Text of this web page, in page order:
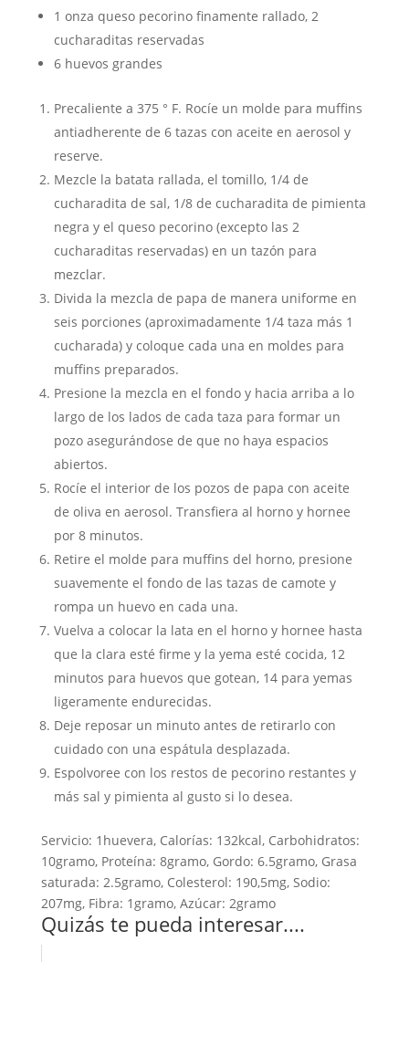
1 onza queso pecorino finamente rallado, 2
cucharaditas reservadas
6 huevos grandes
Precaliente a 375 ° F. Rocíe un molde para muffins
antiadherente de 6 tazas con aceite en aerosol y
reserve.
Mezcle la batata rallada, el tomillo, 1/4 de
cucharadita de sal, 1/8 de cucharadita de pimienta
negra y el queso pecorino (excepto las 2
cucharaditas reservadas) en un tazón para
mezclar.
Divida la mezcla de papa de manera uniforme en
seis porciones (aproximadamente 1/4 taza más 1
cucharada) y coloque cada una en moldes para
muffins preparados.
Presione la mezcla en el fondo y hacia arriba a lo
largo de los lados de cada taza para formar un
pozo asegurándose de que no haya espacios
abiertos.
Rocíe el interior de los pozos de papa con aceite
de oliva en aerosol. Transfiera al horno y hornee
por 8 minutos.
Retire el molde para muffins del horno, presione
suavemente el fondo de las tazas de camote y
rompa un huevo en cada una.
Vuelva a colocar la lata en el horno y hornee hasta
que la clara esté firme y la yema esté cocida, 12
minutos para huevos que gotean, 14 para yemas
ligeramente endurecidas.
Deje reposar un minuto antes de retirarlo con
cuidado con una espátula desplazada.
Espolvoree con los restos de pecorino restantes y
más sal y pimienta al gusto si lo desea.
Servicio: 1 huevera, Calorías: 132kcal, Carbohidratos:
10gramo, Proteína: 8gramo, Gordo: 6.5gramo, Grasa
saturada: 2.5gramo, Colesterol: 190,5mg, Sodio:
207mg, Fibra: 1gramo, Azúcar: 2gramo
Quizás te pueda interesar....